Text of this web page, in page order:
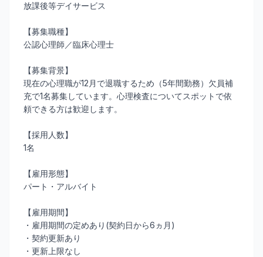
放課後等デイサービス
【募集職種】
公認心理師／臨床心理士
【募集背景】
現在の心理職が12月で退職するため（5年間勤務）欠員補
充で1名募集しています。心理検査についてスポットで依
頼できる方は歓迎します。
【採用人数】
1名
【雇用形態】
パート・アルバイト
【雇用期間】
・雇用期間の定めあり(契約日から6ヵ月)
・契約更新あり
・更新上限なし